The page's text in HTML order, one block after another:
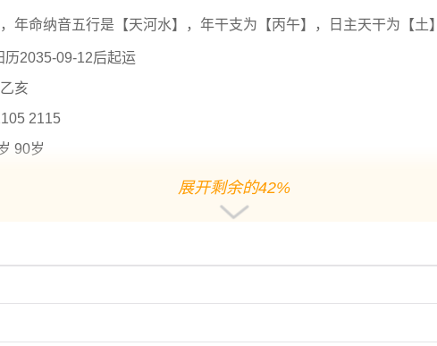
年命纳音五行是【天河水】，年干支为【丙午】，日主天干为【土】
历2035-09-12后起运
亥
2115
90岁
。用作人名意指攀登、帮助、平安之义；
好名字推荐
展开剩余的42%